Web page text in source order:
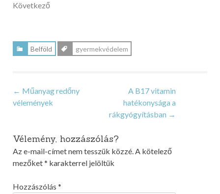
Következő
Belföld gyermekvédelem
Post
← Műanyag redőny
vélemények
A B17 vitamin
hatékonysága a
rákgyógyításban →
Vélemény, hozzászólás?
Az e-mail-címet nem tesszük közzé.A kötelező
mezőket* karakterrel jelöltük
Hozzászólás *